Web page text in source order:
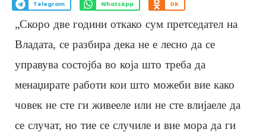
Telegram WhatsApp OK
„Скоро две години откако сум претседател на
Владата, се разбира дека не е лесно да се
управува состојба во која што треба да
менаџирате работи кои што можеби вие како
човек не сте ги живееле или не сте влијаеле да
се случат, но тие се случиле и вие мора да ги